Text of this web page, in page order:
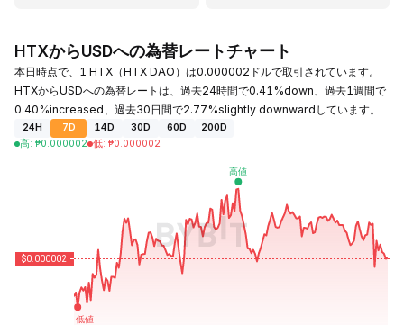
HTXからUSDへの為替レートチャート
本日時点で、1 HTX（HTX DAO）は0.000002ドルで取引されています。
HTXからUSDへの為替レートは、過去24時間で0.41%down、過去1週間で
0.40%increased、過去30日間で2.77%slightly downwardしています。
24H 7D 14D 30D 60D
200D
高: ₱0.000002 低: ₱0.000002
最終更新日時：2026-08-08、03:50 GMT+0